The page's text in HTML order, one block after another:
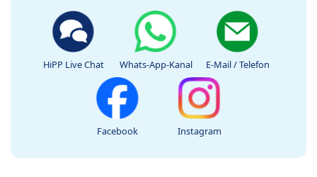
HiPP Live Chat Whats-App-Kanal E-Mail / Telefon
Facebook Instagram